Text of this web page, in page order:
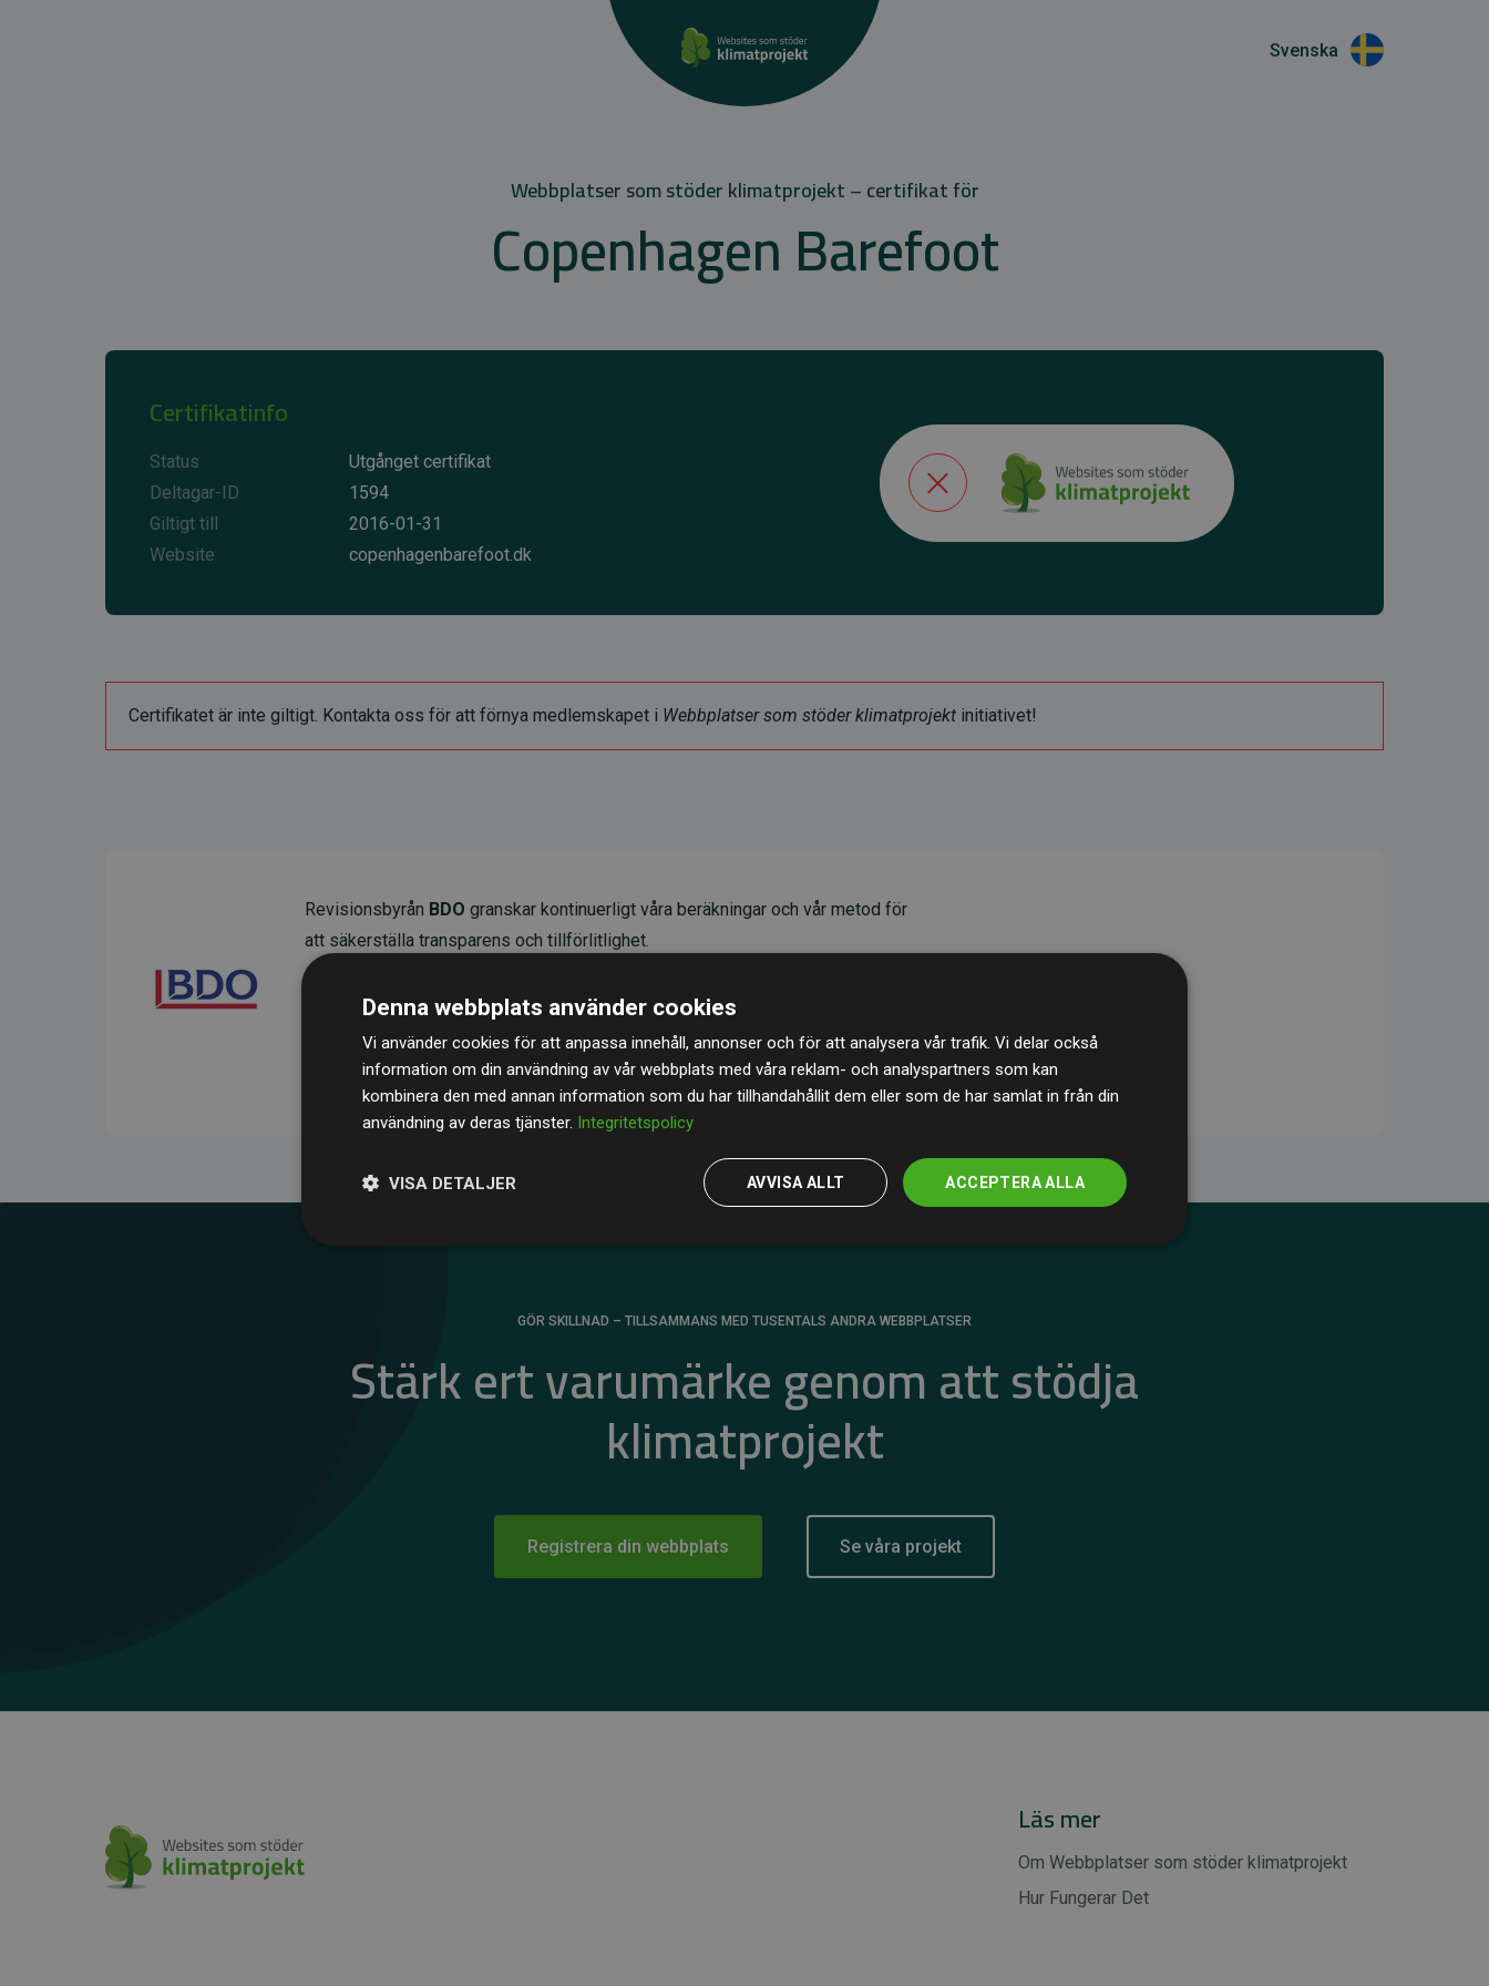
Svenska
Webbplatser som stöder klimatprojekt – certifikat för
Copenhagen Barefoot
Certifikatinfo
Status
Utgånget certifikat
Deltagar-ID
1594
Giltigt till
2016-01-31
Website
copenhagenbarefoot.dk
Certifikatet är inte giltigt. Kontakta oss för att förnya medlemskapet i Webbplatser som stöder klimatprojekt initiativet!
Revisionsbyrån BDO granskar kontinuerligt våra beräkningar och vår metod för
att säkerställa transparens och tillförlitlighet.
kompenserar för200 % av de beräknade CO₂-utsläppen
medlemswebbplatser – ett tydligt bevis på att vårt arbetssätt ger mätbar
klimatnytta.
GÖR SKILLNAD – TILLSAMMANS MED TUSENTALS ANDRA WEBBPLATSER
Stärk ert varumärke genom att stödja
klimatprojekt
Registrera din webbplats Se våra projekt
Läs mer
Om Webbplatser som stöder klimatprojekt
Hur Fungerar Det
Denna webbplats använder cookies
Vi använder cookies för att anpassa innehåll, annonser och för att analysera vår trafik. Vi delar också
information om din användning av vår webbplats med våra reklam- och analyspartners som kan
kombinera den med annan information som du har tillhandahållit dem eller som de har samlat in från din
användning av deras tjänster. Integritetspolicy
ACCEPTERA ALLA
AVVISA ALLT
VISA DETALJER